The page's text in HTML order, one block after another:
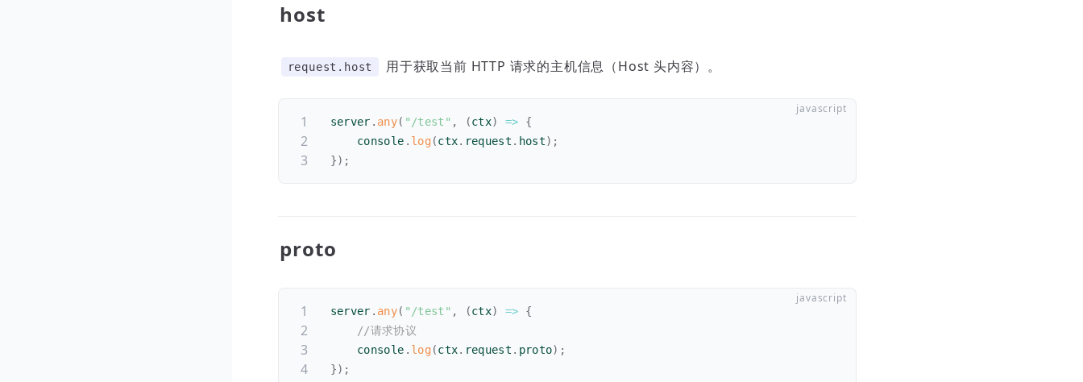
host
request.host 用于获取当前 HTTP 请求的主机信息（Host 头内容）。
server . any( "/test" , (ctx) =>
{
    console
. log (ctx. request . host) ;
}) ;
proto
server . any( "/test" , (ctx) =>
{
//请求协议
    console
. log (ctx. request . proto) ;
}) ;